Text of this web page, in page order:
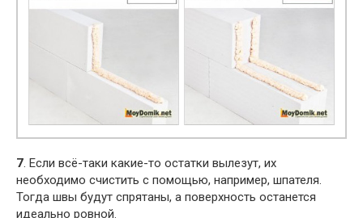
7. Если всё-таки какие-то остатки вылезут, их
необходимо счистить с помощью, например, шпателя.
Тогда швы будут спрятаны, а поверхность останется
идеально ровной.